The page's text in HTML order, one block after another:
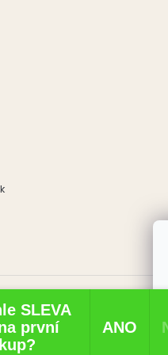
E-SHOP. Všechna práva
SLEVA
první
ANO​